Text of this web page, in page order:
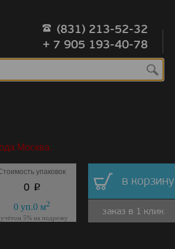
(831) 213-52-32
+ 7 905 193-40-78
Москва.
упаковок
0 p
0уп.0м2
5% на подрезку
в корзину
заказ в 1 клик